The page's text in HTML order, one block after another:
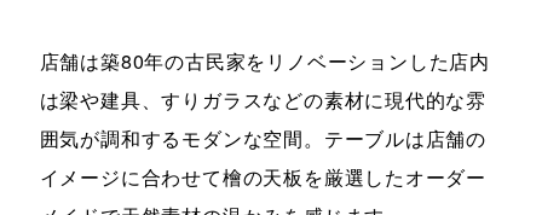
店舗は築80年の古民家をリノベーションした店内
は梁や建具、すりガラスなどの素材に現代的な雰
囲気が調和するモダンな空間。テーブルは店舗の
イメージに合わせて檜の天板を厳選したオーダー